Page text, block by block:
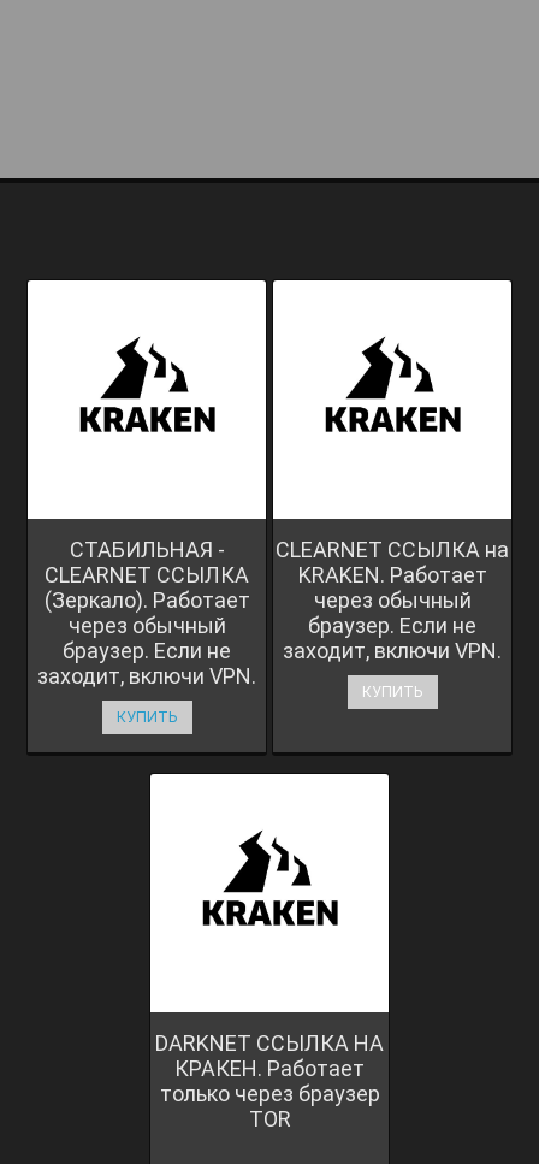
СТАБИЛЬНАЯ -
CLEARNET ССЫЛКА
(Зеркало). Работает
через обычный
браузер. Если не
заходит, включи VPN.
КУПИТЬ
CLEARNET ССЫЛКА на
KRAKEN. Работает
через обычный
браузер. Если не
заходит, включи VPN.
КУПИТЬ
DARKNET ССЫЛКА НА
КРАКЕН. Работает
только через браузер
TOR